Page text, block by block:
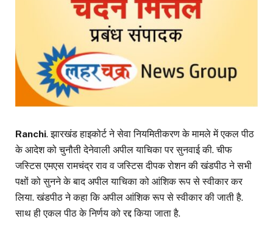
Ranchi. झारखंड हाइकोर्ट ने सेवा नियमितीकरण के मामले में एकल पीठ
के आदेश को चुनौती देनेवाली अपील याचिका पर सुनवाई की. चीफ
जस्टिस एमएस रामचंद्र राव व जस्टिस दीपक रोशन की खंडपीठ ने सभी
पक्षों को सुनने के बाद अपील याचिका को आंशिक रूप से स्वीकार कर
लिया. खंडपीठ ने कहा कि अपील आंशिक रूप से स्वीकार की जाती है.
साथ ही एकल पीठ के निर्णय को रद्द किया जाता है.